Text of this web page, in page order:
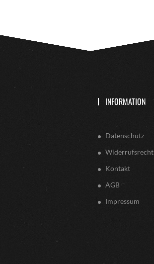
INFORMATION
Datenschutz
Widerrufsrecht
Kontakt
AGB
Impressum